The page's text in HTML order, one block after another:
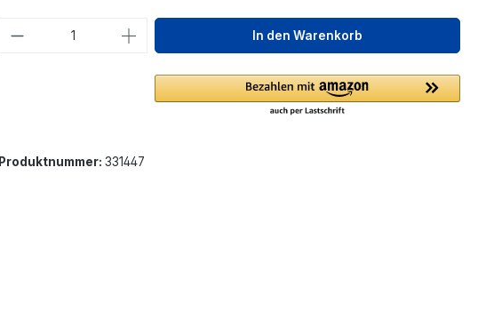
Produkt Anzahl: Gib den gewünschten Wert
In den Warenkorb
Produktnummer: 331447